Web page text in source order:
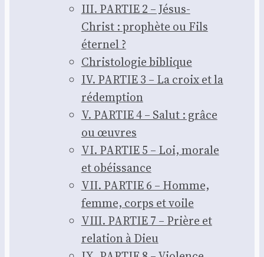
III. PARTIE 2 – Jésus-
Christ : pro­phète ou Fils
éter­nel ?
Chris­to­lo­gie biblique
IV. PARTIE 3 – La croix et la
rédemp­tion
V. PARTIE 4 – Salut : grâce
ou œuvres
VI. PARTIE 5 – Loi, morale
et obéis­sance
VII. PARTIE 6 – Homme,
femme, corps et voile
VIII. PARTIE 7 – Prière et
rela­tion à Dieu